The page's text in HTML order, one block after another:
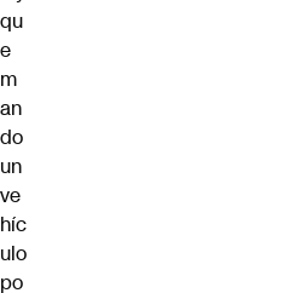
qu
e
m
an
do
un
ve
híc
ulo
po